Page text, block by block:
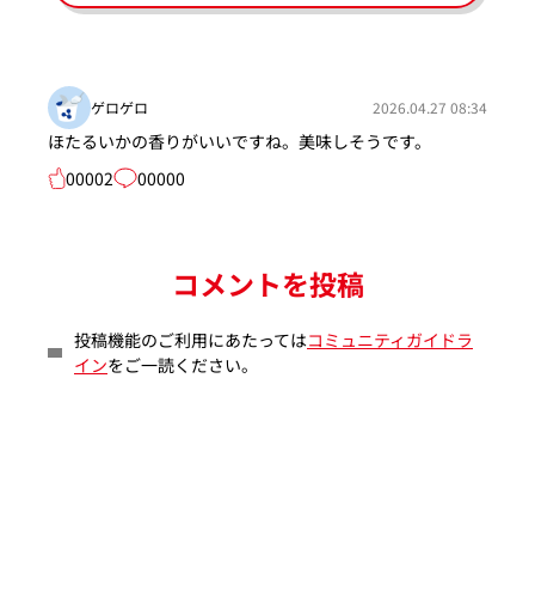
ゲロゲロ 2026.04.27 08:34
ほたるいかの香りがいいですね。美味しそうです。
00002
00000
コメントを投稿
投稿機能のご利用にあたってはコミュニティガイドラ
インをご一読ください。